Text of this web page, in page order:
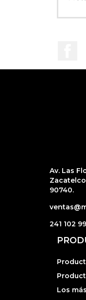
Av. Las
90740.
241 102
Los